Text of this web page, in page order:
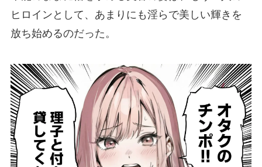
ヒロインとして、あまりにも淫らで美しい輝きを
放ち始めるのだった。